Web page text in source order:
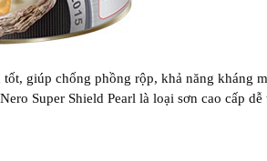
giúp chống phồng rộp, khả năng kháng
Super Shield Pearl là loại sơn cao cấp